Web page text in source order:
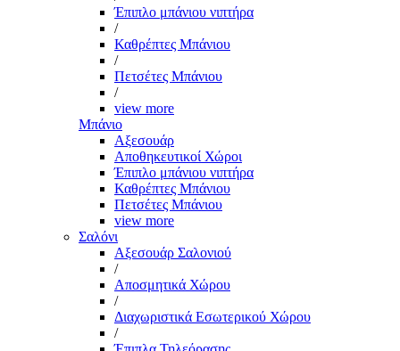
Έπιπλο μπάνιου νιπτήρα
/
Καθρέπτες Μπάνιου
/
Πετσέτες Μπάνιου
/
view more
Μπάνιο
Αξεσουάρ
Αποθηκευτικοί Χώροι
Έπιπλο μπάνιου νιπτήρα
Καθρέπτες Μπάνιου
Πετσέτες Μπάνιου
view more
Σαλόνι
Αξεσουάρ Σαλονιού
/
Αποσμητικά Χώρου
/
Διαχωριστικά Εσωτερικού Χώρου
/